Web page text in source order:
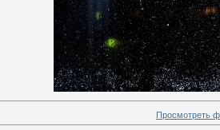
Просмотреть